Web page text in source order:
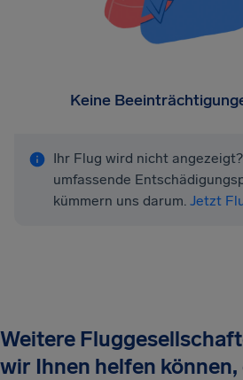
Keine
Ihr Flug wird nicht
umfassende
kümmern uns darum. Jetzt
Weitere
wir Ihnen helfen können,